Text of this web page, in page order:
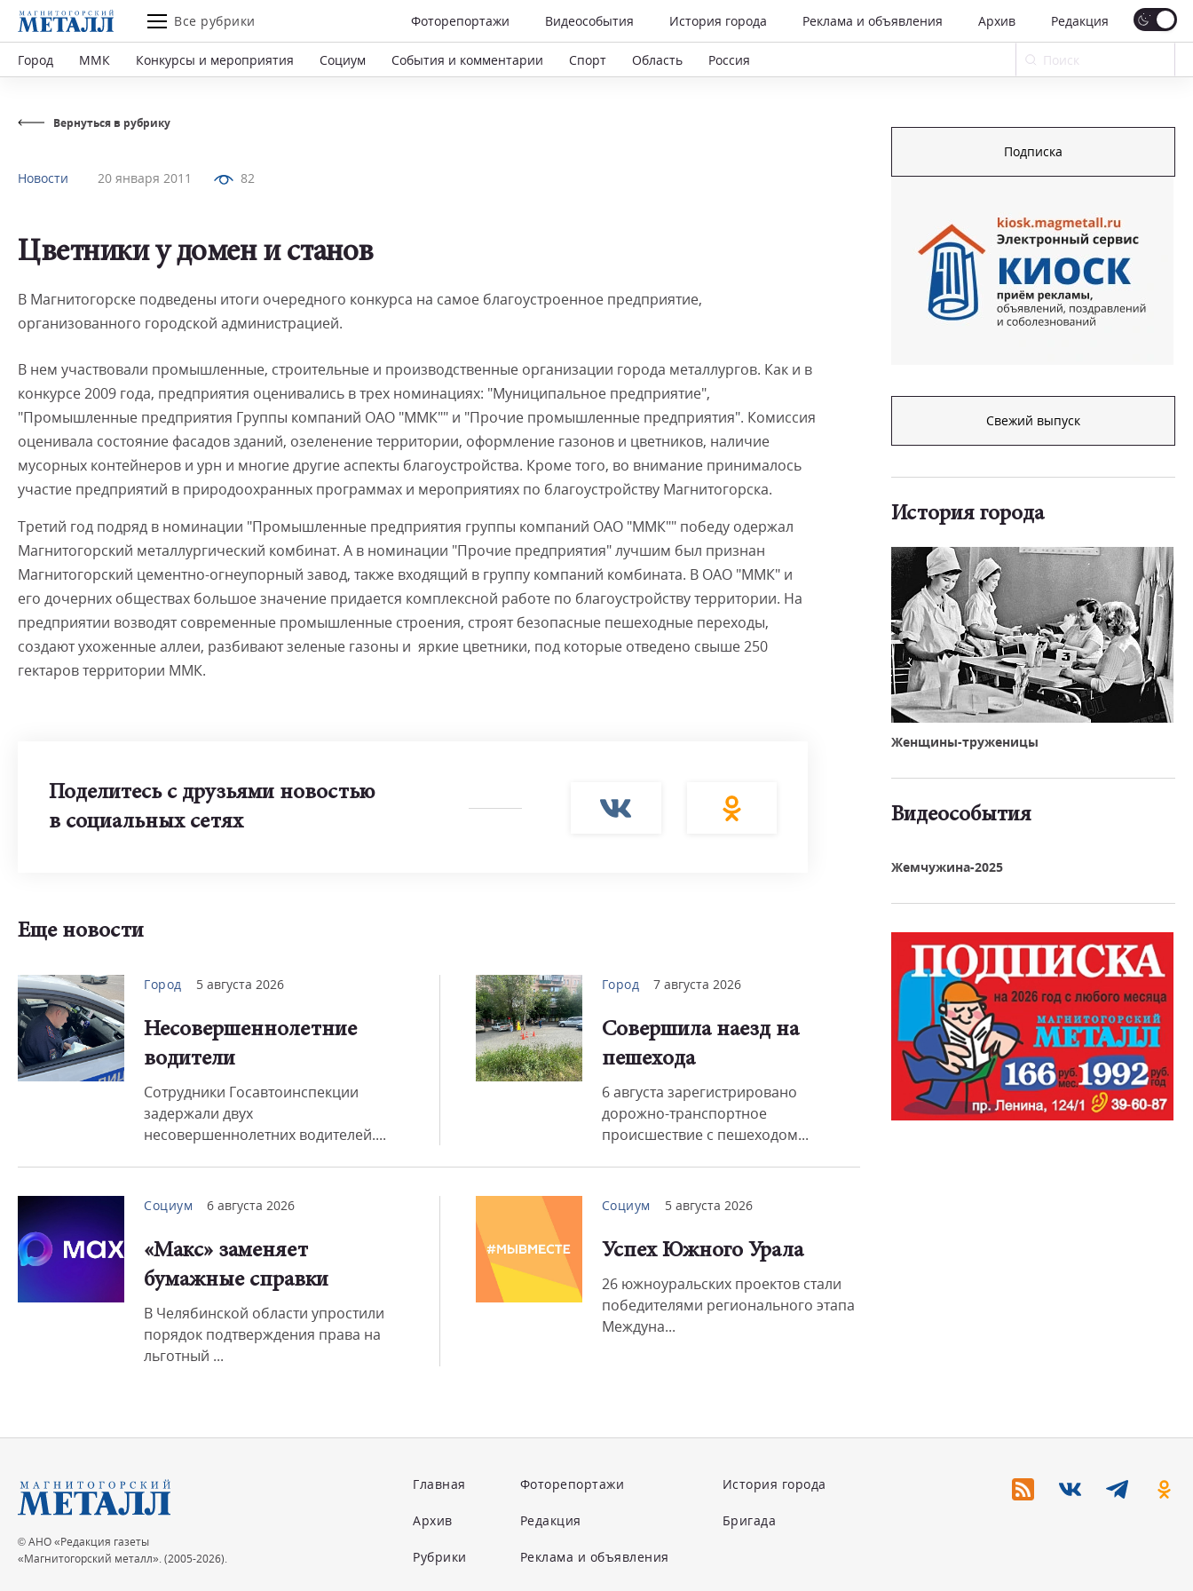
Все рубрики Фоторепортажи Видеособытия История города Реклама и объявления Архив Редакция
Город ММК Конкурсы и мероприятия Социум События и комментарии Спорт Область Россия
Вернуться в рубрику
Новости 20 января 2011 82
Цветники у домен и станов
В Магнитогорске подведены итоги очередного конкурса на самое благоустроенное предприятие,
организованного городской администрацией.
В нем участвовали промышленные, строительные и производственные организации города металлургов. Как и в
конкурсе 2009 года, предприятия оценивались в трех номинациях: "Муниципальное предприятие",
"Промышленные предприятия Группы компаний ОАО "ММК"" и "Прочие промышленные предприятия". Комиссия
оценивала состояние фасадов зданий, озеленение территории, оформление газонов и цветников, наличие
мусорных контейнеров и урн и многие другие аспекты благоустройства. Кроме того, во внимание принималось
участие предприятий в природоохранных программах и мероприятиях по благоустройству Магнитогорска.
Третий год подряд в номинации "Промышленные предприятия группы компаний ОАО "ММК"" победу одержал
Магнитогорский металлургический комбинат. А в номинации "Прочие предприятия" лучшим был признан
Магнитогорский цементно-огнеупорный завод, также входящий в группу компаний комбината. В ОАО "ММК" и
его дочерних обществах большое значение придается комплексной работе по благоустройству территории. На
предприятии возводят современные промышленные строения, строят безопасные пешеходные переходы,
создают ухоженные аллеи, разбивают зеленые газоны и яркие цветники, под которые отведено свыше 250
гектаров территории ММК.
Поделитесь с друзьями новостью
в социальных сетях
Еще новости
Город 5 августа 2026
Несовершеннолетние
водители
Сотрудники Госавтоинспекции
задержали двух
несовершеннолетних водителей....
Город 7 августа 2026
Совершила наезд на
пешехода
6 августа зарегистрировано
дорожно-транспортное
происшествие с пешеходом...
Социум 6 августа 2026
«Макс» заменяет
бумажные справки
В Челябинской области упростили
порядок подтверждения права на
льготный ...
Социум 5 августа 2026
Успех Южного Урала
26 южноуральских проектов стали
победителями регионального этапа
Междуна...
Подписка
Свежий выпуск
История города
Женщины-труженицы
Видеособытия
Жемчужина-2025
© АНО «Редакция газеты
«Магнитогорский металл». (2005-2026).
Главная
Архив
Рубрики
Фоторепортажи
Редакция
Реклама и объявления
История города
Бригада